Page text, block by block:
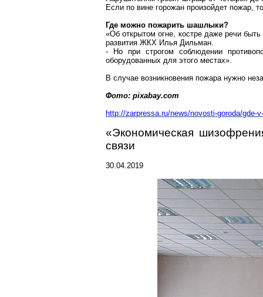
Если по вине горожан произойдет пожар,
Где можно пожарить шашлыки?
«Об открытом огне, костре даже речи
развития ЖКХ Илья Дильман.
- Но при строгом соблюдении
оборудованных для этого местах».
В случае возникновения пожара нужно
Фото: pixabay.com
http://zarpressa.ru/news/novosti-goroda/gde-
«Экономическая
связи
30.04.2019